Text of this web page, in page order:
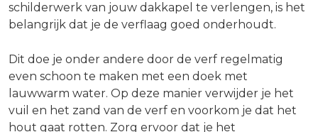
schilderwerk van jouw dakkapel te verlengen, is het
belangrijk dat je de verflaag goed onderhoudt.
Dit doe je onder andere door de verf regelmatig
even schoon te maken met een doek met
lauwwarm water. Op deze manier verwijder je het
vuil en het zand van de verf en voorkom je dat het
hout gaat rotten. Zorg ervoor dat je het